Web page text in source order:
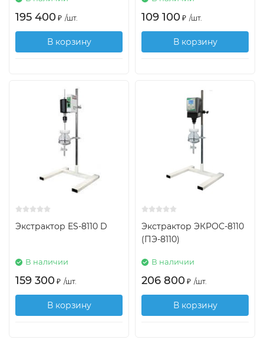
195 400 ₽ /шт.
В корзину
109 100 ₽ /шт.
В корзину
Экстрактор ES-8110 D
В наличии
159 300 ₽ /шт.
В корзину
Экстрактор ЭКРОС-8110
(ПЭ-8110)
В наличии
206 800 ₽ /шт.
В корзину